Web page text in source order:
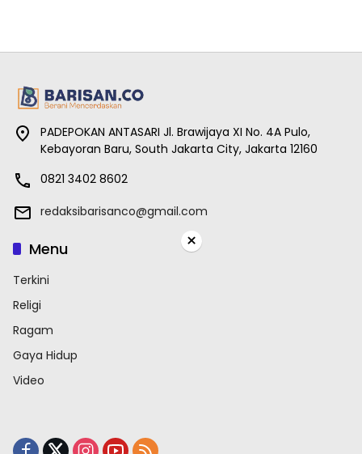
PADEPOKAN ANTASARI Jl. Brawijaya XI No. 4A Pulo,
Kebayoran Baru, South Jakarta City, Jakarta 12160
0821 3402 8602
redaksibarisanco@gmail.com
Menu
Terkini
Religi
Ragam
Gaya Hidup
Video
×